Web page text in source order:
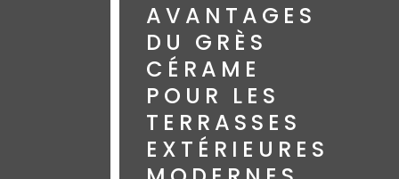
AVANTAGES
DU GRÈS
CÉRAME
POUR LES
TERRASSES
EXTÉRIEURES